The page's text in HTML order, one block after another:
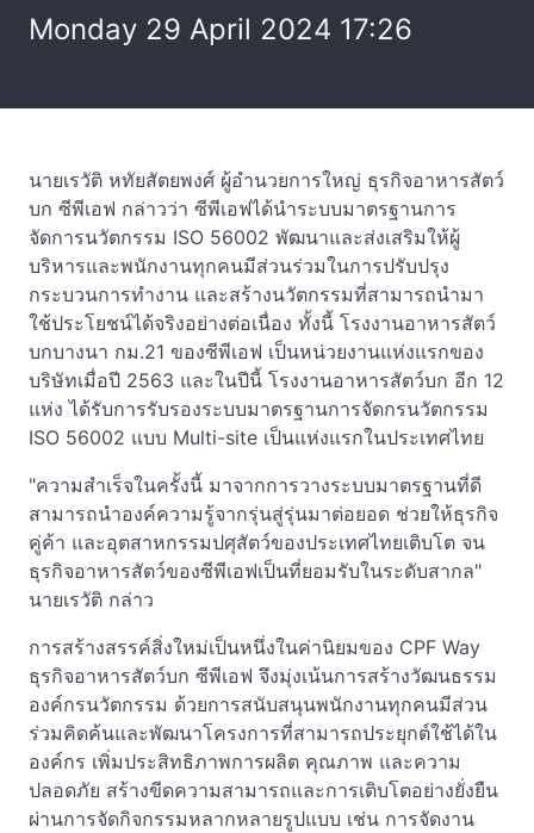
Monday 29 April 2024 17:26
นายเรวัติ หทัยสัตยพงศ์ ผู้อำนวยการใหญ่ ธุรกิจอาหารสัตว์
บก ซีพีเอฟ กล่าวว่า ซีพีเอฟได้นำระบบมาตรฐานการ
จัดการนวัตกรรม ISO 56002 พัฒนาและส่งเสริมให้ผู้
บริหารและพนักงานทุกคนมีส่วนร่วมในการปรับปรุง
กระบวนการทำงาน และสร้างนวัตกรรมที่สามารถนำมา
ใช้ประโยชน์ได้จริงอย่างต่อเนื่อง ทั้งนี้ โรงงานอาหารสัตว์
บกบางนา กม.21 ของซีพีเอฟ เป็นหน่วยงานแห่งแรกของ
บริษัทเมื่อปี 2563 และในปีนี้ โรงงานอาหารสัตว์บก อีก 12
แห่ง ได้รับการรับรองระบบมาตรฐานการจัดกรนวัตกรรม
ISO 56002 แบบ Multi-site เป็นแห่งแรกในประเทศไทย
"ความสำเร็จในครั้งนี้ มาจากการวางระบบมาตรฐานที่ดี
สามารถนำองค์ความรู้จากรุ่นสู่รุ่นมาต่อยอด ช่วยให้ธุรกิจ
คู่ค้า และอุตสาหกรรมปศุสัตว์ของประเทศไทยเติบโต จน
ธุรกิจอาหารสัตว์ของซีพีเอฟเป็นที่ยอมรับในระดับสากล"
นายเรวัติ กล่าว
การสร้างสรรค์สิ่งใหม่เป็นหนึ่งในค่านิยมของ CPF Way
ธุรกิจอาหารสัตว์บก ซีพีเอฟ จึงมุ่งเน้นการสร้างวัฒนธรรม
องค์กรนวัตกรรม ด้วยการสนับสนุนพนักงานทุกคนมีส่วน
ร่วมคิดค้นและพัฒนาโครงการที่สามารถประยุกต์ใช้ได้ใน
องค์กร เพิ่มประสิทธิภาพการผลิต คุณภาพ และความ
ปลอดภัย สร้างขีดความสามารถและการเติบโตอย่างยั่งยืน
ผ่านการจัดกิจกรรมหลากหลายรูปแบบ เช่น การจัดงาน